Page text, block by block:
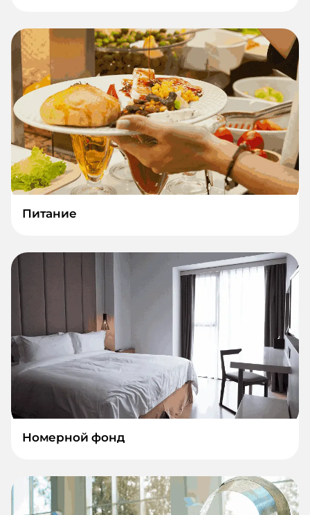
Питание
Номерной фонд